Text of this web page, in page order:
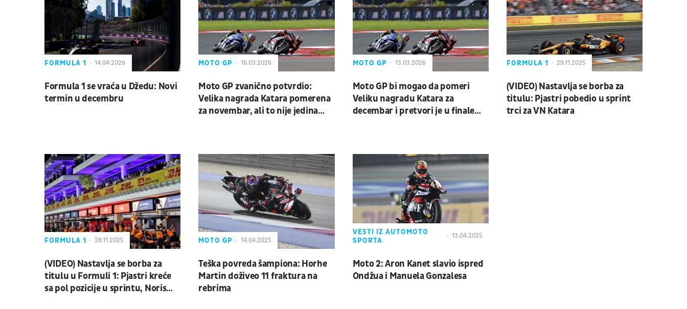
FORMULA 1 14.04.2026
Formula 1 se vraća u Džedu: Novi
termin u decembru
MOTO GP 16.03.2026
Moto GP zvanično potvrdio:
Velika nagrada Katara pomerena
za novembar, ali to nije jedina
MOTO GP 13.03.2026
Moto GP bi mogao da pomeri
Veliku nagradu Katara za
decembar i pretvori je u finale
FORMULA 1 29.11.2025
(VIDEO) Nastavlja se borba za
titulu: Pjastri pobedio u sprint
trci za VN Katara
FORMULA 1 28.11.2025
(VIDEO) Nastavlja se borba za
titulu u Formuli 1: Pjastri kreće
sa pol pozicije u sprintu, Noris
MOTO GP 14.04.2025
Teška povreda šampiona: Horhe
Martin doživeo 11 fraktura na
rebrima
VESTI IZ AUTOMOTO
SPORTA
13.04.2025
Moto 2: Aron Kanet slavio ispred
Ondžua i Manuela Gonzalesa